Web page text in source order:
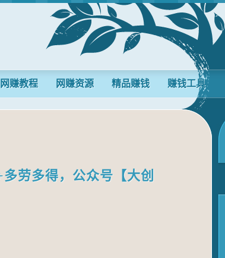
网赚教程 网赚资源 精品赚钱 赚钱工具
劳多得，公众号【大创